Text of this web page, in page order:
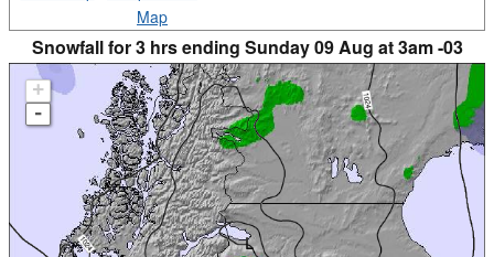
Map
Snowfall for 3 hrs ending Sunday 09 Aug at 3am -03
+
-